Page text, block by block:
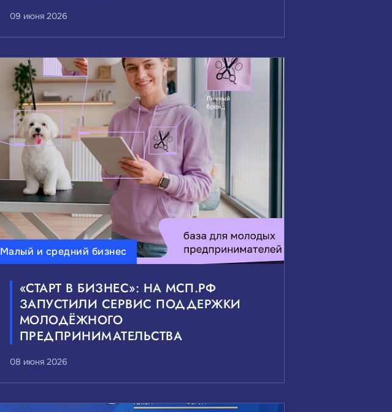
09 июня 2026
Малый и средний бизнес
«СТАРТ В БИЗНЕС»: НА МСП.РФ
ЗАПУСТИЛИ СЕРВИС ПОДДЕРЖКИ
МОЛОДЁЖНОГО
ПРЕДПРИНИМАТЕЛЬСТВА
08 июня 2026